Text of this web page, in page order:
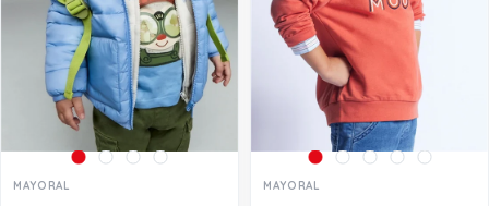
MAYORAL MAYORAL